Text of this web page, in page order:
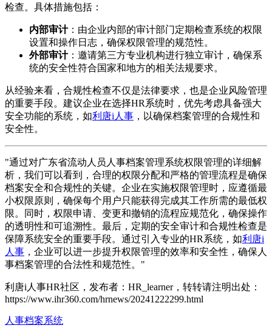
检查。具体措施包括：
内部审计：由企业内部的审计部门定期检查系统的权限
设置和操作日志，确保权限管理的规范性。
外部审计：邀请第三方专业机构进行独立审计，确保系
统的安全性符合国家和地方的相关法规要求。
从经验来看，合规性检查不仅是法律要求，也是企业风险管理
的重要手段。建议企业在选择HR系统时，优先考虑具备强大
安全功能的系统，如利唐i人事 ，以确保档案管理的合规性和
安全性。
"通过对广东省流动人员人事档案管理系统权限管理的详细解
析，我们可以看到，合理的权限分配和严格的管理流程是确保
档案安全和合规性的关键。企业在实施权限管理时，应遵循最
小权限原则，确保每个用户只能获得完成其工作所需的最低权
限。同时，权限申请、变更和撤销的流程应规范化，确保操作
的透明性和可追溯性。最后，定期的安全审计和合规性检查是
保障系统安全的重要手段。通过引入专业的HR系统，如利唐i
人事 ，企业可以进一步提升权限管理的效率和安全性，确保人
事档案管理的合法性和规范性。"
利唐i人事HR社区，发布者：HR_learner，转转请注明出处：
https://www.ihr360.com/hrnews/20241222299.html
人事档案系统